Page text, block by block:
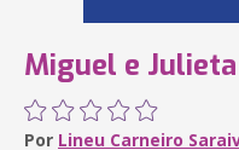
Miguel e Julieta
Por Lineu Carneiro